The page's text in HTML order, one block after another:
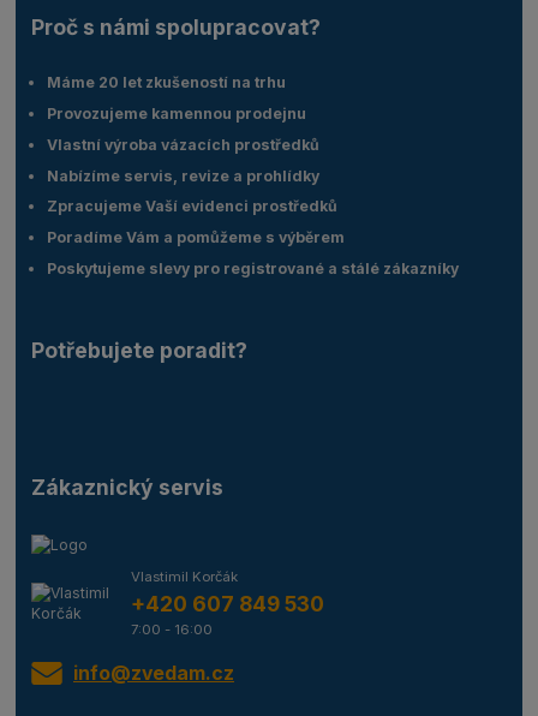
Proč s námi spolupracovat?
Máme 20 let zkušeností na trhu
Provozujeme kamennou prodejnu
Vlastní výroba vázacích prostředků
Nabízíme servis, revize a prohlídky
Zpracujeme Vaší evidenci prostředků
Poradíme Vám a pomůžeme s výběrem
Poskytujeme slevy pro registrované a stálé zákazníky
Potřebujete poradit?
Zákaznický servis
Vlastimil Korčák
+420 607 849 530
7:00 - 16:00
info@zvedam.cz